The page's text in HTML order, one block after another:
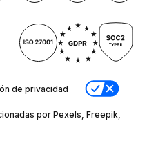
de privacidad
por Pexels, Freepik,